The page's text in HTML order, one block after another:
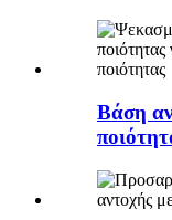
Βάση